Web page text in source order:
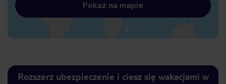
Pokaż na mapie
Rozszerz ubezpieczenie i ciesz się wakacjami w